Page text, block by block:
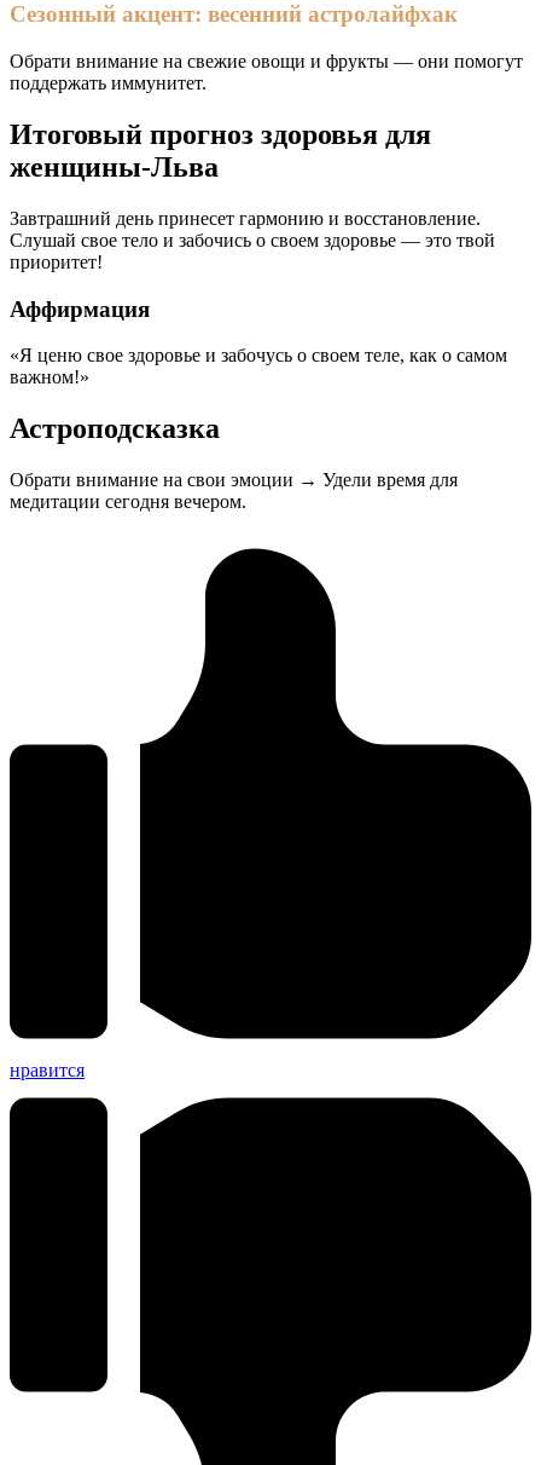
Сезонный акцент: весенний астролайфхак
Обрати внимание на свежие овощи и фрукты — они помогут
поддержать иммунитет.
Итоговый прогноз здоровья для
женщины-Льва
Завтрашний день принесет гармонию и восстановление.
Слушай свое тело и забочись о своем здоровье — это твой
приоритет!
Аффирмация
«Я ценю свое здоровье и забочусь о своем теле, как о самом
важном!»
Астроподсказка
Обрати внимание на свои эмоции → Удели время для
медитации сегодня вечером.
нравится